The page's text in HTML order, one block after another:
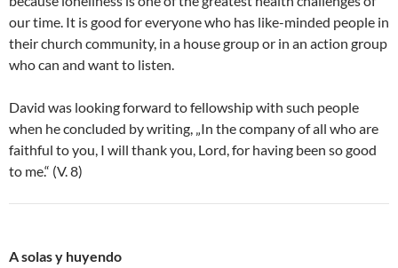
our time. It is good for everyone who has like-minded people in
their church community, in a house group or in an action group
who can and want to listen.
David was looking forward to fellowship with such people
when he concluded by writing, „In the company of all who are
faithful to you, I will thank you, Lord, for having been so good
to me.“ (V. 8)
A solas y huyendo